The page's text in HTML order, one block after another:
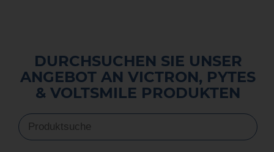
DURCHSUCHEN SIE UNSER
ANGEBOT AN VICTRON, PYTES
& VOLTSMILE PRODUKTEN